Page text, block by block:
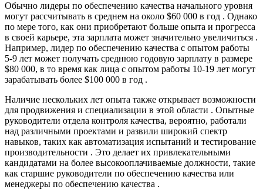
Обычно лидеры по обеспечению качества начального уровня
могут рассчитывать в среднем на около $60 000 в год . Однако
по мере того, как они приобретают больше опыта и прогресса
в своей карьере, эта зарплата может значительно увеличиться .
Например, лидер по обеспечению качества с опытом работы
5-9 лет может получать среднюю годовую зарплату в размере
$80 000, в то время как лица с опытом работы 10-19 лет могут
зарабатывать более $100 000 в год .
Наличие нескольких лет опыта также открывает возможности
для продвижения и специализации в этой области . Опытные
руководители отдела контроля качества, вероятно, работали
над различными проектами и развили широкий спектр
навыков, таких как автоматизация испытаний и тестирование
производительности . Это делает их привлекательными
кандидатами на более высокооплачиваемые должности, такие
как старшие руководители по обеспечению качества или
менеджеры по обеспечению качества .